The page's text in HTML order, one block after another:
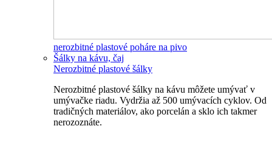
nerozbitné plastové poháre na pivo
Šálky na kávu, čaj
Nerozbitné plastové šálky
Nerozbitné plastové šálky na kávu môžete umývať v
umývačke riadu. Vydržia až 500 umývacích cyklov. Od
tradičných materiálov, ako porcelán a sklo ich takmer
nerozoznáte.